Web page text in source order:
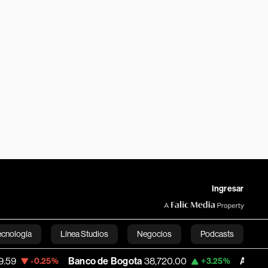
Ingresar
Línea Studios Negocios Podcasts
English
Banco de Bogota 38,720.00 +3.25% Apple 308.63